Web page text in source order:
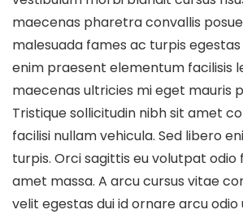
maecenas pharetra convallis
malesuada fames ac turpis egestas
enim praesent elementum facilisis
maecenas ultricies mi eget mauris
Tristique sollicitudin nibh sit amet
facilisi nullam vehicula. Sed libero
turpis. Orci sagittis eu volutpat odio
amet massa. A arcu cursus vitae
velit egestas dui id ornare arcu